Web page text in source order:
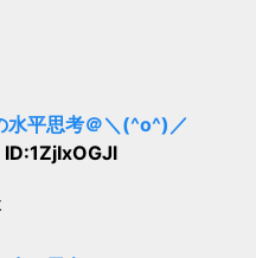
水平思考＠＼(^o^)／